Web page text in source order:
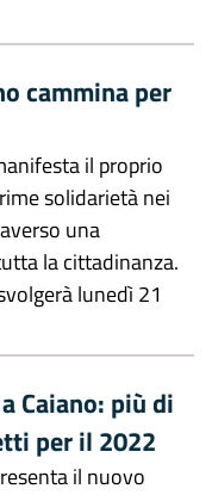
cammina per
il proprio
solidarietà nei
una
la cittadinanza.
lunedì 21
Caiano: più di
per il 2022
il nuovo